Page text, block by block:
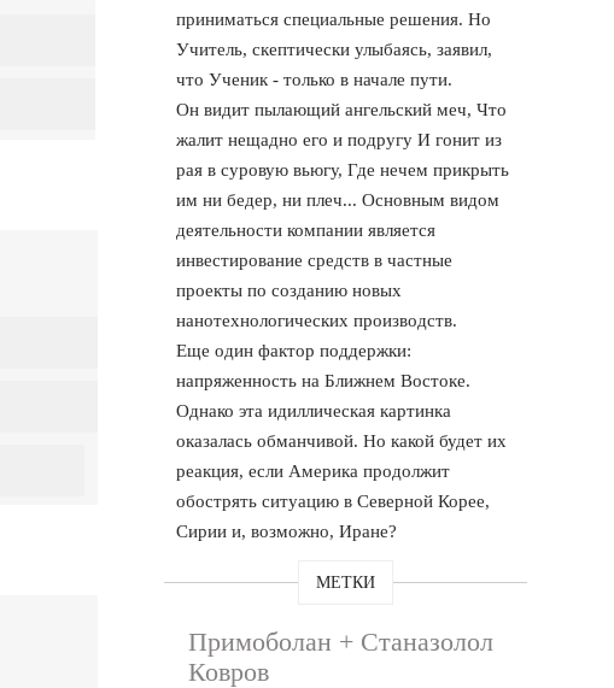
приниматься специальные решения. Но
Учитель, скептически улыбаясь, заявил,
что Ученик - только в начале пути.
Он видит пылающий ангельский меч, Что
жалит нещадно его и подругу И гонит из
рая в суровую вьюгу, Где нечем прикрыть
им ни бедер, ни плеч... Основным видом
деятельности компании является
инвестирование средств в частные
проекты по созданию новых
нанотехнологических производств.
Еще один фактор поддержки:
напряженность на Ближнем Востоке.
Однако эта идиллическая картинка
оказалась обманчивой. Но какой будет их
реакция, если Америка продолжит
обострять ситуацию в Северной Корее,
Сирии и, возможно, Иране?
МЕТКИ
Примоболан + Станазолол
Ковров